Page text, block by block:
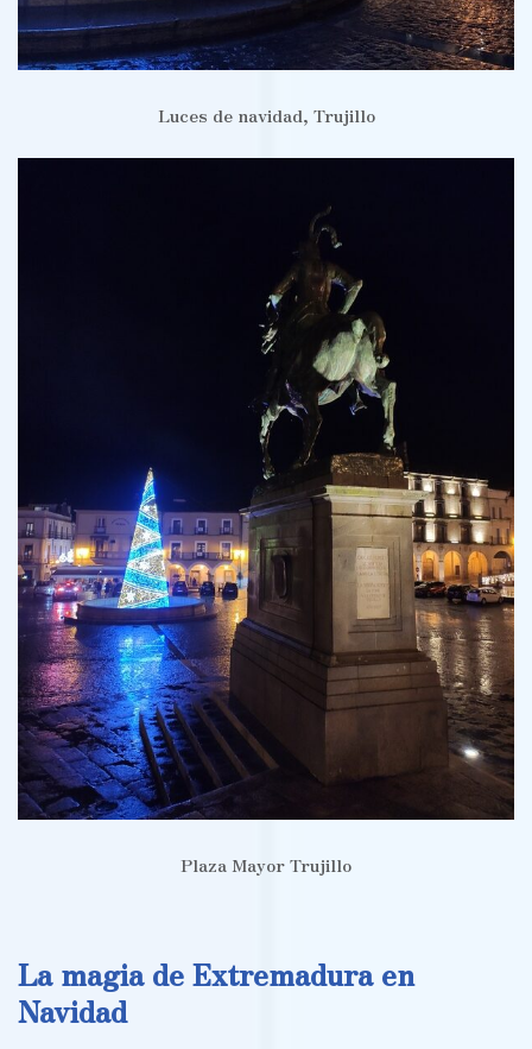
Luces de navidad, Trujillo
Plaza Mayor Trujillo
La magia de Extremadura en
Navidad